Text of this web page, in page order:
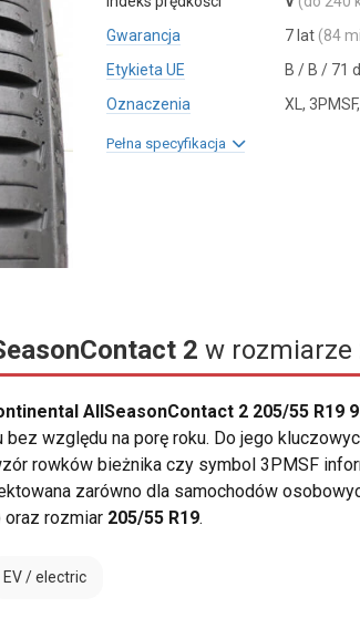
Gwarancja
7 lat (84
Etykieta UE
B / B / 71
Oznaczenia
XL,
Pełna specyfikacja
2 w rozmiarze
AllSeasonContact 2 205/55 R19
względu na porę roku. Do jego
rowków bieżnika czy symbol 3PMSF
zarówno dla samochodów
oraz rozmiar 205/55 R19.
EV / electric